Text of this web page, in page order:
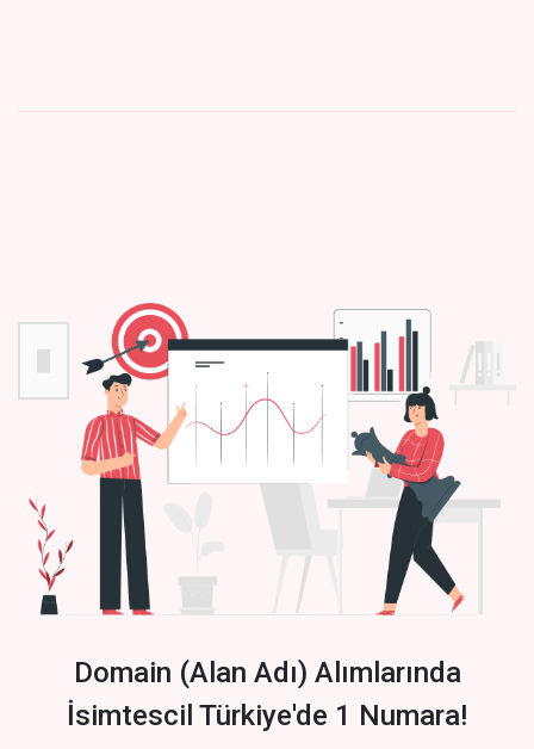
Domain (Alan Adı) Alımlarında
İsimtescil Türkiye'de 1 Numara!